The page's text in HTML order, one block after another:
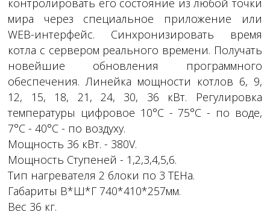
контролировать его состояние из любой точки
мира через специальное приложение или
WEB-интерфейс. Синхронизировать время
котла с сервером реального времени. Получать
новейшие обновления программного
обеспечения. Линейка мощности котлов 6, 9,
12, 15, 18, 21, 24, 30, 36 кВт. Регулировка
температуры цифровое 10°C - 75°C - по воде,
7°С - 40°С - по воздуху.
Мощность 36 кВт. - 380V.
Мощность Ступеней - 1,2,3,4,5,6.
Тип нагревателя 2 блоки по 3 ТЕНа.
Габариты В*Ш*Г 740*410*257мм.
Вес 36 кг.